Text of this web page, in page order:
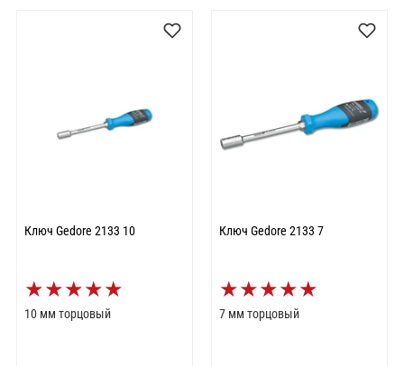
Ключ Gedore 2133 10
★★★★★
10 мм торцовый
Ключ Gedore 2133 7
★★★★★
7 мм торцовый